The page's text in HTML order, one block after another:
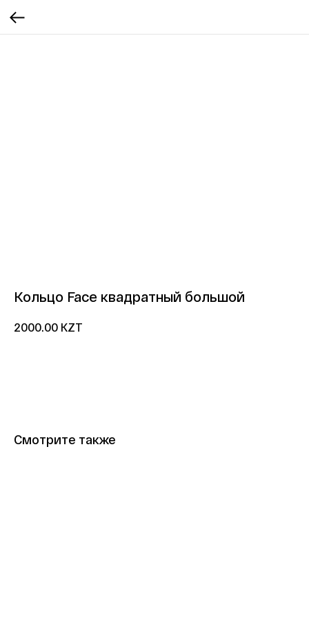
Кольцо Face квадратный большой
2000.00 KZT
Смотрите также